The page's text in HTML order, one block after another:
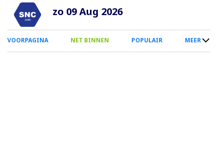
Overslaan
naar
inhoud
zo 09 Aug 2026
0
Smartphone
VOORPAGINA NET BINNEN POPULAIR MEER